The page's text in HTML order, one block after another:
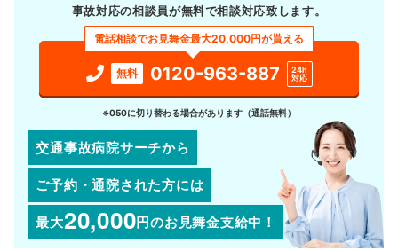
事故対応の相談員が無料で相談対応致します。
電話相談でお見舞金最大20,000円が貰える
無料 0120-963-887
24h
対応
※050に切り替わる場合があります（通話無料）
交通事故病院サーチから
ご予約・通院された方には
最大20,000円のお見舞金支給中！